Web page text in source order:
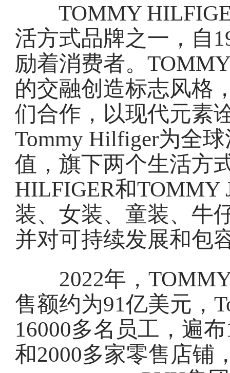
TOMMY
活方式品牌之一，自
励着消费者。
的交融创造标志风格
们合作，以现代元素
Tommy Hilfiger为全
值，旗下两个生活方
HILFIGER和TOMMY
装、女装、童装、牛
并对可持续发展和包
2022年，TOMMY
售额约为91亿美元，
16000多名员工，遍
和2000多家零售店铺